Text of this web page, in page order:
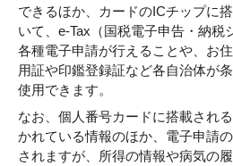
できるほか、カードのICチップに
いて、e-Tax（国税電子申告・納税
各種電子申請が行えることや、お
用証や印鑑登録証など各自治体が
使用できます。
なお、個人番号カードに搭載され
かれている情報のほか、電子申請
されますが、所得の情報や病気の